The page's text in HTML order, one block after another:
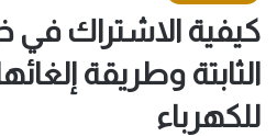
كيفية الاشتراك في
الثابتة وطريقة
للكهرباء